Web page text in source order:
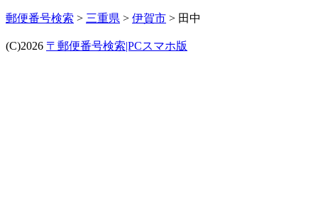
郵便番号検索 > 三重県 > 伊賀市 > 田中
(C)2026 〒郵便番号検索|PCスマホ版